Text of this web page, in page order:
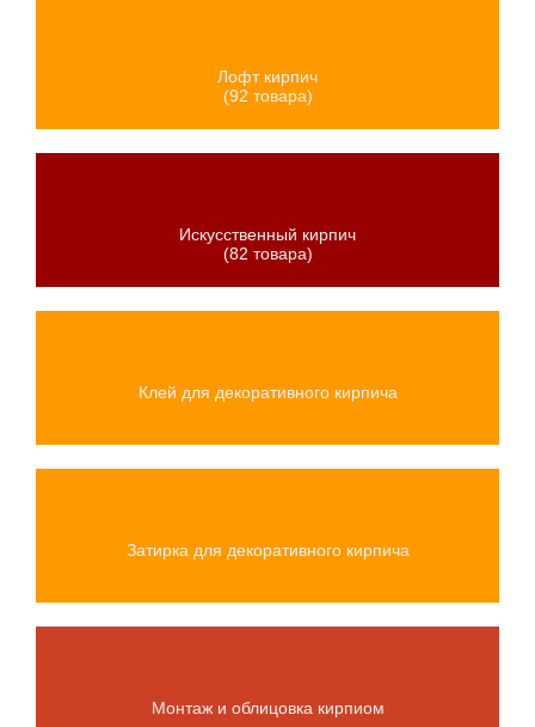
Лофт кирпич
(92 товара)
Искусственный кирпич
(82 товара)
Клей для декоративного кирпича
Затирка для декоративного кирпича
Монтаж и облицовка кирпиом